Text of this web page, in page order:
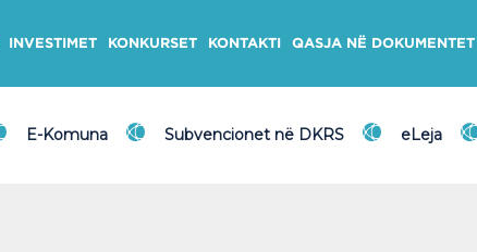
INVESTIMET KONKURSET KONTAKTI QASJA NË DOKUMENTET
E-Komuna Subvencionet në DKRS eLeja